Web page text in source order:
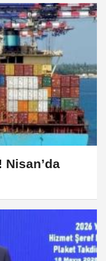
Nisan’da